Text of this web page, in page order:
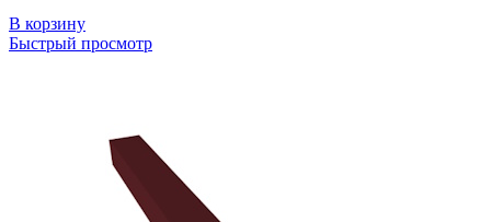
В корзину
Быстрый просмотр